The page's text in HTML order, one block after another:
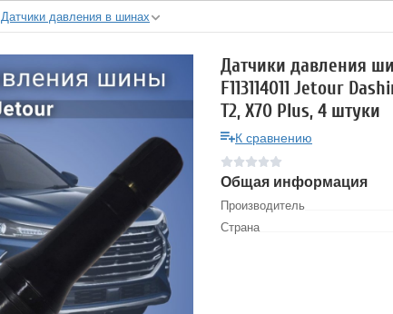
Датчики давления в шинах
Датчики давления
F113114011 Jetour
T2, X70 Plus, 4 штуки
К сравнению
Общая информация
Производитель
Страна